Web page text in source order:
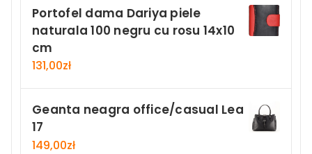
Portofel dama Dariya piele
naturala 100 negru cu rosu 14x10
cm
131,00zł
Geanta neagra office/casual Lea
17
149,00zł